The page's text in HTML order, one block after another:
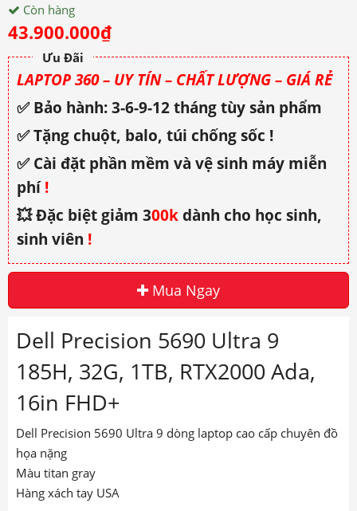
Còn hàng
43.900.000₫
Ưu Đãi
LAPTOP 360 – UY TÍN – CHẤT LƯỢNG – GIÁ RẺ
✅ Bảo hành: 3-6-9-12 tháng tùy sản phẩm
✅ Tặng chuột, balo, túi chống sốc !
✅ Cài đặt phần mềm và vệ sinh máy miễn
phí!
💥 Đặc biệt giảm 300kdành cho học sinh,
sinh viên !
Mua Ngay
Dell Precision 5690 Ultra 9
185H, 32G, 1TB, RTX2000 Ada,
16in FHD+
Dell Precision 5690 Ultra 9 dòng laptop cao cấp chuyên đồ
họa nặng
Màu titan gray
Hàng xách tay USA